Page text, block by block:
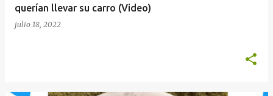
querían llevar su carro (Video)
julio 18, 2022